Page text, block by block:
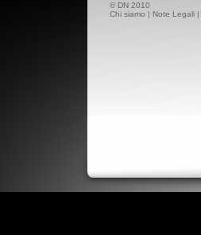
© DN 2010
Chi siamo
Note Legali